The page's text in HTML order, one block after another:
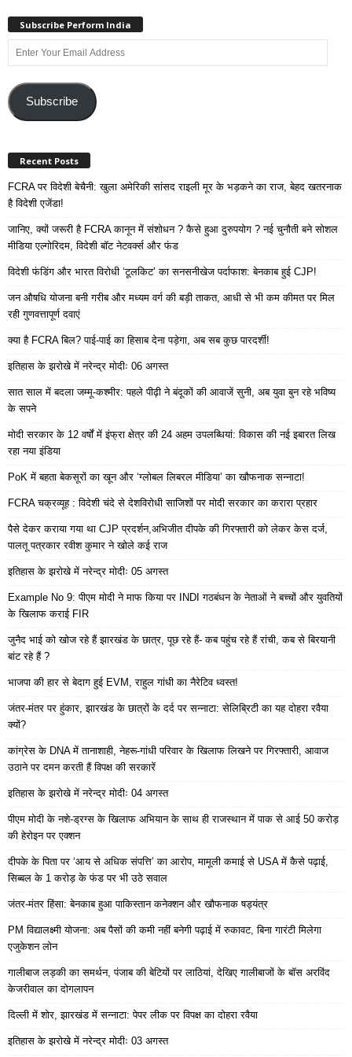
Subscribe Perform India
Enter
Your
Email
AddressSubscribe
Recent Posts
FCRA पर विदेशी बेचैनी: खुला अमेरिकी सांसद राइली मूर के भड़कने का राज, बेहद खतरनाक
है विदेशी एजेंडा!
जानिए, क्यों जरूरी है FCRA कानून में संशोधन ? कैसे हुआ दुरुपयोग ? नई चुनौती बने सोशल
मीडिया एल्गोरिदम, विदेशी बॉट नेटवर्क्स और फंड
विदेशी फंडिंग और भारत विरोधी ‘टूलकिट’ का सनसनीखेज पर्दाफाश: बेनकाब हुई CJP!
जन औषधि योजना बनी गरीब और मध्यम वर्ग की बड़ी ताकत, आधी से भी कम कीमत पर मिल
रही गुणवत्तापूर्ण दवाएं
क्या है FCRA बिल? पाई-पाई का हिसाब देना पड़ेगा, अब सब कुछ पारदर्शी!
इतिहास के झरोखे में नरेन्द्र मोदीः 06 अगस्त
सात साल में बदला जम्मू-कश्मीर: पहले पीढ़ी ने बंदूकों की आवाजें सुनी, अब युवा बुन रहे भविष्य
के सपने
मोदी सरकार के 12 वर्षों में इंफ्रा क्षेत्र की 24 अहम उपलब्धियां: विकास की नई इबारत लिख
रहा नया इंडिया
PoK में बहता बेकसूरों का खून और ‘ग्लोबल लिबरल मीडिया’ का खौफनाक सन्नाटा!
FCRA चक्रव्यूह : विदेशी चंदे से देशविरोधी साजिशों पर मोदी सरकार का करारा प्रहार
पैसे देकर कराया गया था CJP प्रदर्शन,अभिजीत दीपके की गिरफ्तारी को लेकर केस दर्ज,
पालतू पत्रकार रवीश कुमार ने खोले कई राज
इतिहास के झरोखे में नरेन्द्र मोदीः 05 अगस्त
Example No 9: पीएम मोदी ने माफ किया पर INDI गठबंधन के नेताओं ने बच्चों और युवतियों
के खिलाफ कराई FIR
जुनैद भाई को खोज रहे हैं झारखंड के छात्र, पूछ रहे हैं- कब पहुंच रहे हैं रांची, कब से बिरयानी
बांट रहे हैं ?
भाजपा की हार से बेदाग हुई EVM, राहुल गांधी का नैरेटिव ध्वस्त!
जंतर-मंतर पर हुंकार, झारखंड के छात्रों के दर्द पर सन्नाटा: सेलिब्रिटी का यह दोहरा रवैया
क्यों?
कांग्रेस के DNA में तानाशाही, नेहरू-गांधी परिवार के खिलाफ लिखने पर गिरफ्तारी, आवाज
उठाने पर दमन करती हैं विपक्ष की सरकारें
इतिहास के झरोखे में नरेन्द्र मोदीः 04 अगस्त
पीएम मोदी के नशे-ड्रग्स के खिलाफ अभियान के साथ ही राजस्थान में पाक से आई 50 करोड़
की हेरोइन पर एक्शन
दीपके के पिता पर ‘आय से अधिक संपत्ति’ का आरोप, मामूली कमाई से USA में कैसे पढ़ाई,
सिब्बल के 1 करोड़ के फंड पर भी उठे सवाल
जंतर-मंतर हिंसा: बेनकाब हुआ पाकिस्तान कनेक्शन और खौफनाक षड्यंत्र
PM विद्यालक्ष्मी योजना: अब पैसों की कमी नहीं बनेगी पढ़ाई में रुकावट, बिना गारंटी मिलेगा
एजुकेशन लोन
गालीबाज लड़की का समर्थन, पंजाब की बेटियों पर लाठियां, देखिए गालीबाजों के बॉस अरविंद
केजरीवाल का दोगलापन
दिल्ली में शोर, झारखंड में सन्नाटा: पेपर लीक पर विपक्ष का दोहरा रवैया
इतिहास के झरोखे में नरेन्द्र मोदीः 03 अगस्त